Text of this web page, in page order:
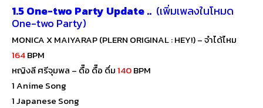
1.5 One-two Party Update .. (เพิ่มเพลงในโหมด
One-two Party)
MONICA X MAIYARAP (PLERN ORIGINAL : HEY!) – จำได้ไหม
164BPM
หญิงลี ศรีจุมพล – ดื๊อ ดื๊อ ดึ่ม140BPM
1 Anime Song
1 Japanese Song